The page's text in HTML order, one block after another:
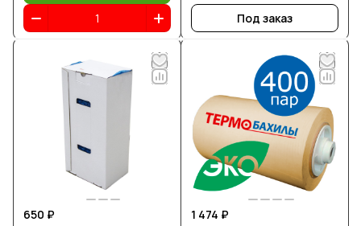
Под заказ
650 ₽
1 474 ₽